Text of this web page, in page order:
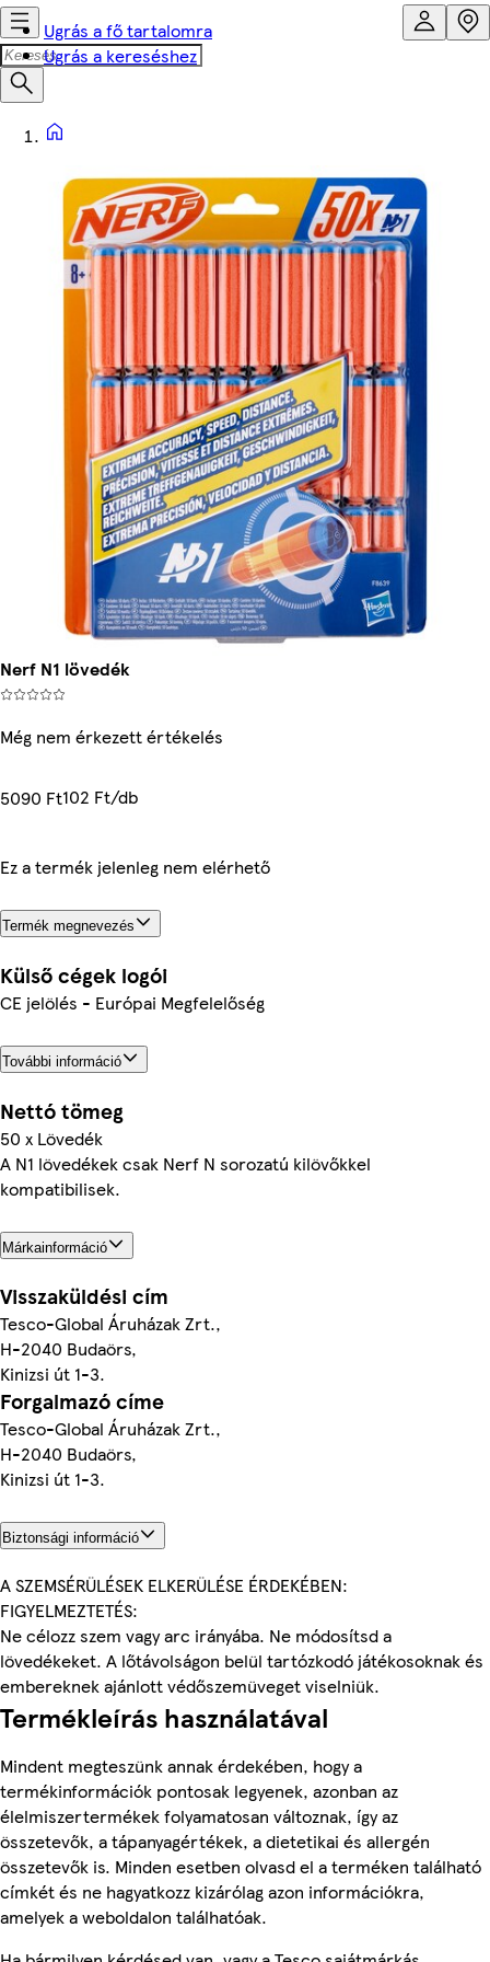
Ugrás a fő tartalomra
Ugrás a kereséshez
Nerf N1 lövedék
Még nem érkezett értékelés
5090 Ft102 Ft/db
Ez a termék jelenleg nem elérhető
Termék megnevezés
Külső cégek logói
CE jelölés - Európai Megfelelőség
További információ
Nettó tömeg
50 x Lövedék
A N1 lövedékek csak Nerf N sorozatú kilövőkkel
kompatibilisek.
Márkainformáció
Visszaküldési cím
Tesco-Global Áruházak Zrt.,
H-2040 Budaörs,
Kinizsi út 1-3.
Forgalmazó címe
Tesco-Global Áruházak Zrt.,
H-2040 Budaörs,
Kinizsi út 1-3.
Biztonsági információ
A SZEMSÉRÜLÉSEK ELKERÜLÉSE ÉRDEKÉBEN:
FIGYELMEZTETÉS:
Ne célozz szem vagy arc irányába. Ne módosítsd a
lövedékeket. A lőtávolságon belül tartózkodó játékosoknak és
embereknek ajánlott védőszemüveget viselniük.
Termékleírás használatával
Mindent megteszünk annak érdekében, hogy a
termékinformációk pontosak legyenek, azonban az
élelmiszertermékek folyamatosan változnak, így az
összetevők, a tápanyagértékek, a dietetikai és allergén
összetevők is. Minden esetben olvasd el a terméken található
címkét és ne hagyatkozz kizárólag azon információkra,
amelyek a weboldalon találhatóak.